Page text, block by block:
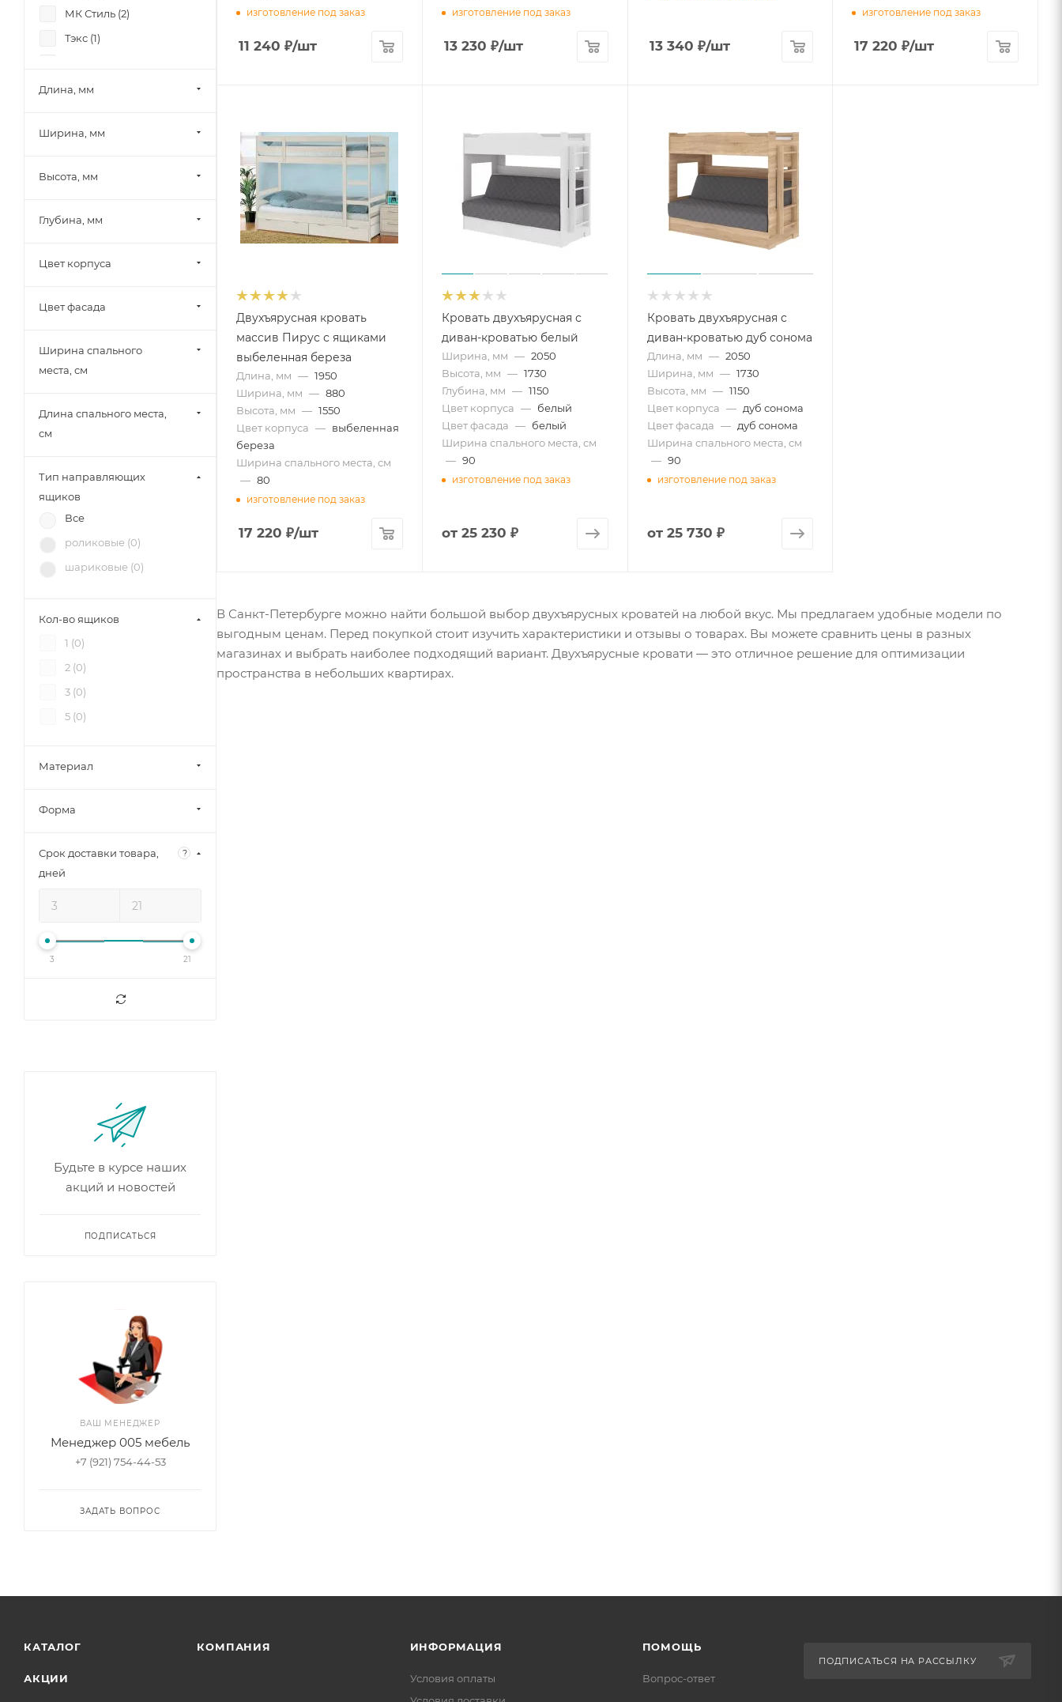
изготовление под заказ
11 240 ₽/шт
изготовление под заказ
13 230 ₽/шт 13 340 ₽/шт
изготовление под заказ
17 220 ₽/шт
Двухъярусная кровать
массив Пирус с ящиками
выбеленная береза
Длина, мм — 1950
Ширина, мм — 880
Высота, мм — 1550
Цвет корпуса — выбеленная
береза
Ширина спального места, см
— 80
изготовление под заказ
17 220 ₽/шт
Кровать двухъярусная с
диван-кроватью белый
Ширина, мм — 2050
Высота, мм — 1730
Глубина, мм — 1150
Цвет корпуса — белый
Цвет фасада — белый
Ширина спального места, см
— 90
изготовление под заказ
от 25 230 ₽
Кровать двухъярусная с
диван-кроватью дуб сонома
Длина, мм — 2050
Ширина, мм — 1730
Высота, мм — 1150
Цвет корпуса — дуб сонома
Цвет фасада — дуб сонома
Ширина спального места, см
— 90
изготовление под заказ
от 25 730 ₽
В Санкт-Петербурге можно найти большой выбор двухъярусных кроватей на любой вкус. Мы предлагаем удобные модели по
выгодным ценам. Перед покупкой стоит изучить характеристики и отзывы о товарах. Вы можете сравнить цены в разных
магазинах и выбрать наиболее подходящий вариант. Двухъярусные кровати — это отличное решение для оптимизации
пространства в небольших квартирах.
МК Стиль (2)
Тэкс (1)
Диал (
Длина, мм
Ширина, мм
Высота, мм
Глубина, мм
Цвет корпуса
Цвет фасада
Ширина спального
места, см
Длина спального места,
см
Тип направляющих
ящиков
Все
роликовые (0)
шариковые (0)
Кол-во ящиков
1 (0)
2 (0)
3 (0)
5 (0)
Материал
Форма
Срок доставки товара,
дней
?
3 21
Будьте в курсе наших
акций и новостей
ПОДПИСАТЬСЯ
ВАШ МЕНЕДЖЕР
Менеджер 005 мебель
+7 (921) 754-44-53
ЗАДАТЬ ВОПРОС
КАТАЛОГ
АКЦИИ
КОМПАНИЯ ИНФОРМАЦИЯ
Условия оплаты
ПОМОЩЬ
Вопрос-ответ
ПОДПИСАТЬСЯ НА РАССЫЛКУ